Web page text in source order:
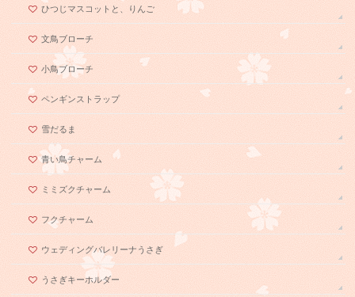
ひつじマスコットと、りんご
文鳥ブローチ
小鳥ブローチ
ペンギンストラップ
雪だるま
青い鳥チャーム
ミミズクチャーム
フクチャーム
ウェディングバレリーナうさぎ
うさぎキーホルダー